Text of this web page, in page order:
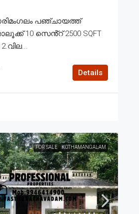
പഞ്ചായത്ത്
10 സെൻ്റ് 2500 SQFT
Details
FOR SALE KOTHAMANGALAM